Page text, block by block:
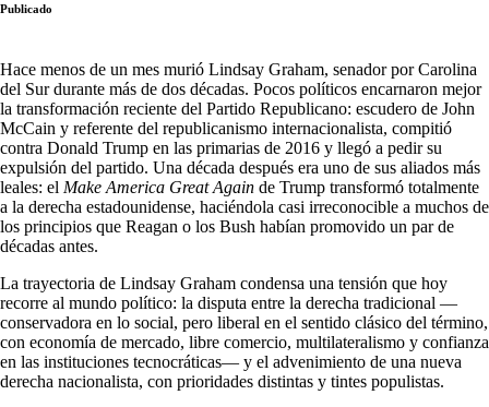
Publicado
Hace menos de un mes murió Lindsay Graham, senador por Carolina
del Sur durante más de dos décadas. Pocos políticos encarnaron mejor
la transformación reciente del Partido Republicano: escudero de John
McCain y referente del republicanismo internacionalista, compitió
contra Donald Trump en las primarias de 2016 y llegó a pedir su
expulsión del partido. Una década después era uno de sus aliados más
leales: el Make America Great Again de Trump transformó totalmente
a la derecha estadounidense, haciéndola casi irreconocible a muchos de
los principios que Reagan o los Bush habían promovido un par de
décadas antes.
La trayectoria de Lindsay Graham condensa una tensión que hoy
recorre al mundo político: la disputa entre la derecha tradicional —
conservadora en lo social, pero liberal en el sentido clásico del término,
con economía de mercado, libre comercio, multilateralismo y confianza
en las instituciones tecnocráticas— y el advenimiento de una nueva
derecha nacionalista, con prioridades distintas y tintes populistas.